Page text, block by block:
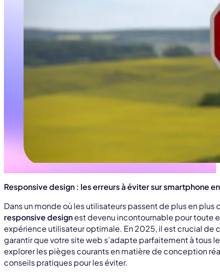
Responsive design : les erreurs à éviter sur smartphone
Dans un monde où les utilisateurs passent de plus en plus
responsive designest devenu incontournable pour toute
expérience utilisateur optimale. En 2025, il est crucial de
garantir que votre site web s’adapte parfaitement à tous
explorer les pièges courants en matière de conception
conseils pratiques pour les éviter.